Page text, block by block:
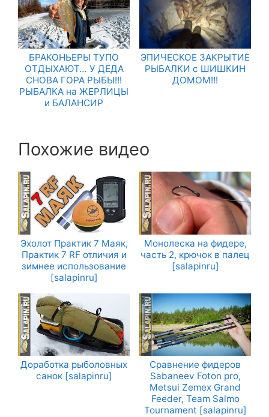
БРАКОНЬЕРЫ ТУПО
ОТДЫХАЮТ… У ДЕДА
СНОВА ГОРА РЫБЫ!!!
РЫБАЛКА на ЖЕРЛИЦЫ
и БАЛАНСИР
ЭПИЧЕСКОЕ ЗАКРЫТИЕ
РЫБАЛКИ с ШИШКИН
ДОМОМ!!!
Похожие видео
Эхолот Практик 7 Маяк,
Практик 7 RF отличия и
зимнее использование
[salapinru]
Монолеска на фидере,
часть 2, крючок в палец
[salapinru]
Доработка рыболовных
санок [salapinru]
Сравнение фидеров
Sabaneev Foton pro,
Metsui Zemex Grand
Feeder, Team Salmo
Tournament [salapinru]